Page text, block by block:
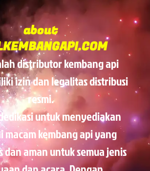
about
distributor kembang api
izin dan legalitas distribusi
resmi.
untuk menyediakan
macam kembang api yang
aman untuk semua jenis